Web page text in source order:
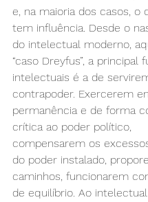
e, na maioria dos casos, o
tem influência. Desde o
do intelectual moderno,
“caso Dreyfus”, a principal
intelectuais é a de
contrapoder. Exercerem
permanência e de forma
crítica ao poder político,
compensarem os
do poder instalado,
caminhos, funcionarem
de equilíbrio. Ao